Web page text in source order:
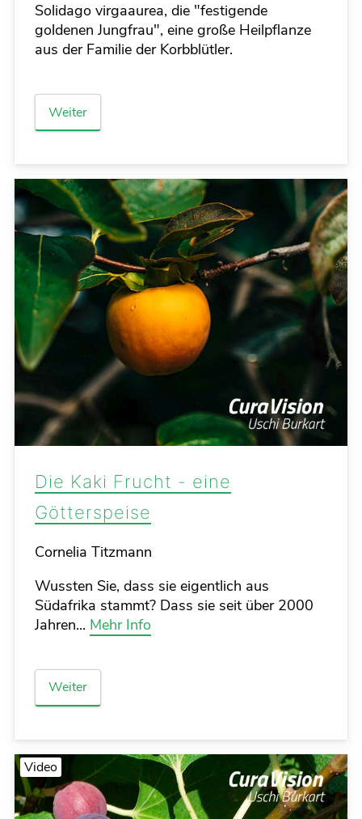
Solidago virgaaurea, die "festigende
goldenen Jungfrau", eine große Heilpflanze
aus der Familie der Korbblütler.
Weiter
Die Kaki Frucht - eine
Götterspeise
Details
Cornelia Titzmann
Wussten Sie, dass sie eigentlich aus
Südafrika stammt? Dass sie seit über 2000
Jahren... Mehr Info
Weiter
Video